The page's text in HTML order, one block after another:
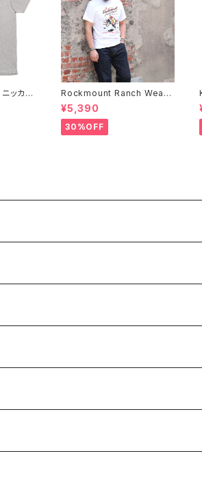
ッカー
Rockmount Ranch Wear
ロックマウント ランチウェア R
ockmount Bronc Western
T-Shirt 半袖Tシャツ 全3色
¥5,390
30%OFF